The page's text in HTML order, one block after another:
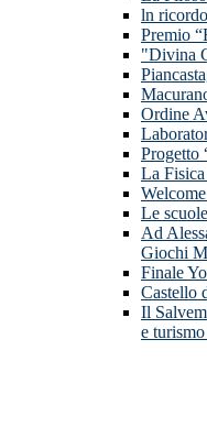
ln
Premio
"Divina
Ordine
Progetto
La
Le
Ad
Giochi
Finale
Castello
Il
e